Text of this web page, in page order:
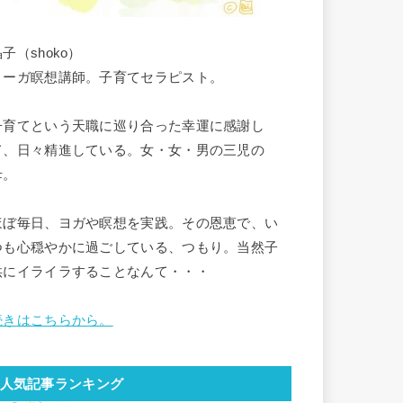
（shoko）
ーガ瞑想講師。子育てセラピスト。
育てという天職に巡り合った幸運に感謝し
、日々精進している。女・女・男の三児の
ぼ毎日、ヨガや瞑想を実践。その恩恵で、い
も心穏やかに過ごしている、つもり。当然子
にイライラすることなんて・・・
はこちらから。
人気記事ランキング